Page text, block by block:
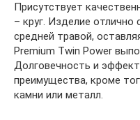
Присутствует
– круг. Изделие отлично
средней травой,
Premium Twin Power
Долговечность и
преимущества, кроме
камни или металл.